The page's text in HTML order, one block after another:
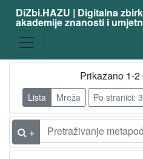
DiZbi.HAZU | Digitalna
akademije znanosti i
Prikazano 1-
Lista Mreža Po stranici:
+